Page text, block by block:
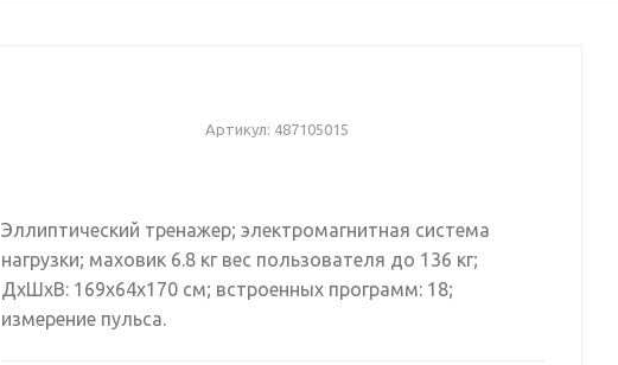
Артикул: 487105015
Эллиптический тренажер; электромагнитная система
нагрузки; маховик 6.8 кг вес пользователя до 136 кг;
ДхШxВ: 169x64x170 см; встроенных программ: 18;
измерение пульса.